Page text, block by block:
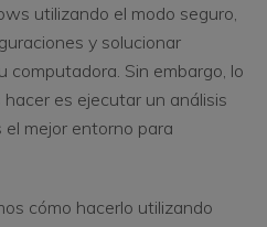
utilizando el modo seguro,
y solucionar
computadora. Sin embargo, lo
es ejecutar un análisis
el mejor entorno para
cómo hacerlo utilizando